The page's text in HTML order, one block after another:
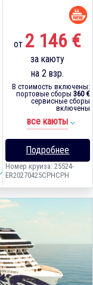
от 2 146 €
за каюту
на 2 взр.
В стоимость включены:
портовые сборы 360 €
сервисные сборы
включены
все каюты
Подробнее
Номер круиза: 25524-
ER20270425CPHCPH